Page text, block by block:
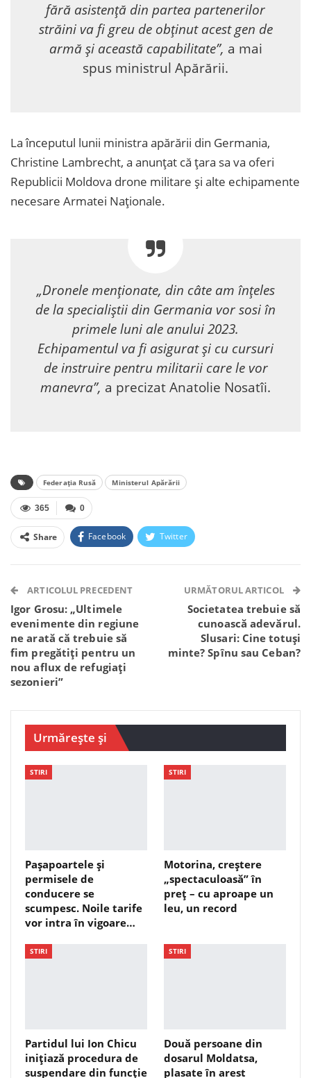
fără asistență din partea partenerilor
străini va fi greu de obținut acest gen de
armă și această capabilitate”, a mai
spus ministrul Apărării.
La începutul lunii ministra apărării din Germania,
Christine Lambrecht, a anunțat că țara sa va oferi
Republicii Moldova drone militare și alte echipamente
necesare Armatei Naționale.
„Dronele menționate, din câte am înțeles
de la specialiștii din Germania vor sosi în
primele luni ale anului 2023.
Echipamentul va fi asigurat și cu cursuri
de instruire pentru militarii care le vor
manevra”, a precizat Anatolie Nosatîi.
Federația Rusă Ministerul Apărării
0
365
Share Facebook Twitter
Telegram WhatsApp Viber
ARTICOLUL PRECEDENT
Igor Grosu: „Ultimele
evenimente din regiune
ne arată că trebuie să
fim pregătiți pentru un
nou aflux de refugiați
sezonieri”
URMĂTORUL ARTICOL
Societatea trebuie să
cunoască adevărul.
Slusari: Cine totuși
minte? Spînu sau Ceban?
Urmărește și
STIRI
Pașapoartele și
permisele de
conducere se
scumpesc. Noile tarife
vor intra în vigoare…
STIRI
Motorina, creștere
„spectaculoasă” în
preț – cu aproape un
leu, un record
STIRI
Partidul lui Ion Chicu
inițiază procedura de
suspendare din funcție
STIRI
Două persoane din
dosarul Moldatsa,
plasate în arest